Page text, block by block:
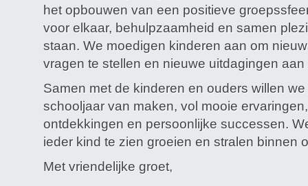
het opbouwen van een positieve
voor elkaar, behulpzaamheid en samen
staan. We moedigen kinderen aan om
vragen te stellen en nieuwe uitdagingen aan
Samen met de kinderen en ouders willen
schooljaar van maken, vol mooie
ontdekkingen en persoonlijke successen.
ieder kind te zien groeien en stralen binnen
Met vriendelijke groet,